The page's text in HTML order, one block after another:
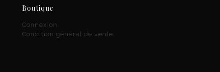
Boutique
Connexion
Condition général de vente